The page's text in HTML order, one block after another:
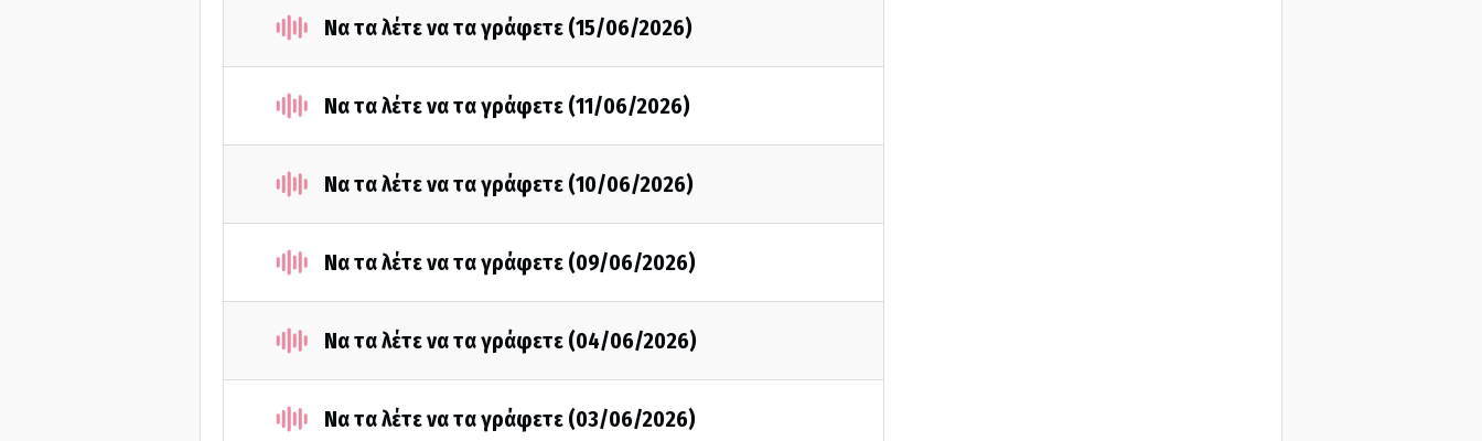
Να τα λέτε να τα γράφετε (15/06/2026)
Να τα λέτε να τα γράφετε (11/06/2026)
Να τα λέτε να τα γράφετε (10/06/2026)
Να τα λέτε να τα γράφετε (09/06/2026)
Να τα λέτε να τα γράφετε (04/06/2026)
Να τα λέτε να τα γράφετε (03/06/2026)